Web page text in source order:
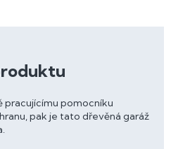
pracujícímu pomocníku
pak je tato dřevěná garáž